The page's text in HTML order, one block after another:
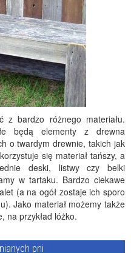
z bardzo różnego materiału.
będą elementy z drewna
o twardym drewnie, takich jak
się materiał tańszy, a
deski, listwy czy belki
w tartaku. Bardzo ciekawe
(a na ogół zostaje ich sporo
Jako materiał możemy także
na przykład lóżko.
pni